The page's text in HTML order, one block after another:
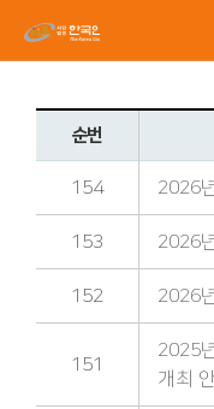
순번
154 2026
153 2026
152 2026
151
2025
개최